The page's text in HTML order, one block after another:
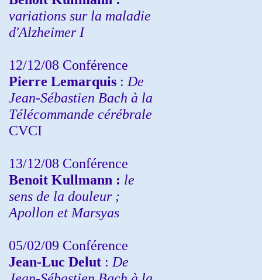
variations sur la maladie
d'Alzheimer I
12/12/08 Conférence
Pierre Lemarquis : De
Jean-Sébastien Bach à la
Télécommande cérébrale
CVCI
13/12/08 Conférence
Benoit Kullmann : le
sens de la douleur ;
Apollon et Marsyas
05/02/09 Conférence
Jean-Luc Delut : De